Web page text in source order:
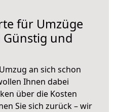
für Umzüge
Günstig und
an sich schon
Ihnen dabei
über die Kosten
Sie sich zurück – wir